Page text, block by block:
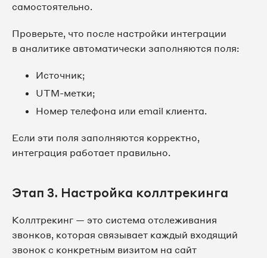
самостоятельно.
Проверьте, что после настройки интеграции
в аналитике автоматически заполняются поля:
Источник;
UTM-метки;
Номер телефона или email клиента.
Если эти поля заполняются корректно,
интеграция работает правильно.
Этап 3. Настройка коллтрекинга
Коллтрекинг — это система отслеживания
звонков, которая связывает каждый входящий
звонок с конкретным визитом на сайт